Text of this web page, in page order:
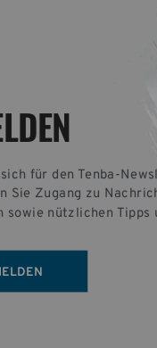
für den Tenba-
Sie Zugang zu
sowie nützlichen Tipps